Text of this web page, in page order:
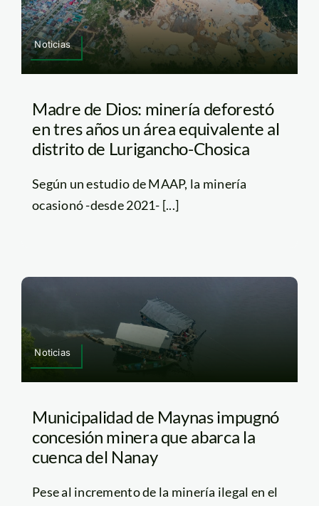
Noticias
Madre de Dios: minería deforestó
en tres años un área equivalente al
distrito de Lurigancho-Chosica
Según un estudio de MAAP, la minería
ocasionó -desde 2021- [...]
Noticias
Municipalidad de Maynas impugnó
concesión minera que abarca la
cuenca del Nanay
Pese al incremento de la minería ilegal en el